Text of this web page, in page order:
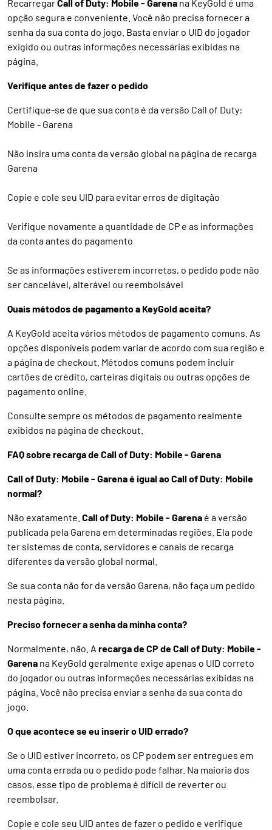
RecarregarCall of Duty: Mobile - Garena na KeyGold é uma
opção segura e conveniente. Você não precisa fornecer a
senha da sua conta do jogo. Basta enviar o UID do jogador
exigido ou outras informações necessárias exibidas na
página.
Verifique antes de fazer o pedido
Certifique-se de que sua conta é da versão Call of Duty:
Mobile - Garena
Não insira uma conta da versão global na página de recarga
Garena
Copie e cole seu UID para evitar erros de digitação
Verifique novamente a quantidade de CP e as informações
da conta antes do pagamento
Se as informações estiverem incorretas, o pedido pode não
ser cancelável, alterável ou reembolsável
Quais métodos de pagamento a KeyGold aceita?
A KeyGold aceita vários métodos de pagamento comuns. As
opções disponíveis podem variar de acordo com sua região e
a página de checkout. Métodos comuns podem incluir
cartões de crédito, carteiras digitais ou outras opções de
pagamento online.
Consulte sempre os métodos de pagamento realmente
exibidos na página de checkout.
FAQ sobre recarga de Call of Duty: Mobile - Garena
Call of Duty: Mobile - Garena é igual ao Call of Duty: Mobile
normal?
Não exatamente. Call of Duty: Mobile - Garena é a versão
publicada pela Garena em determinadas regiões. Ela pode
ter sistemas de conta, servidores e canais de recarga
diferentes da versão global normal.
Se sua conta não for da versão Garena, não faça um pedido
nesta página.
Preciso fornecer a senha da minha conta?
Normalmente, não. A recarga de CP de Call of Duty: Mobile -
Garena na KeyGold geralmente exige apenas o UID correto
do jogador ou outras informações necessárias exibidas na
página. Você não precisa enviar a senha da sua conta do
jogo.
O que acontece se eu inserir o UID errado?
Se o UID estiver incorreto, os CP podem ser entregues em
uma conta errada ou o pedido pode falhar. Na maioria dos
casos, esse tipo de problema é difícil de reverter ou
reembolsar.
Copie e cole seu UID antes de fazer o pedido e verifique